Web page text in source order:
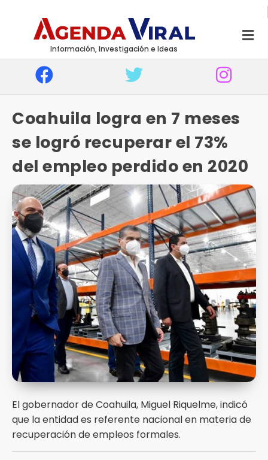
Información, Investigación e Ideas
Coahuila logra en 7 meses
se logró recuperar el 73%
del empleo perdido en 2020
El gobernador de Coahuila, Miguel Riquelme, indicó
que la entidad es referente nacional en materia de
recuperación de empleos formales.